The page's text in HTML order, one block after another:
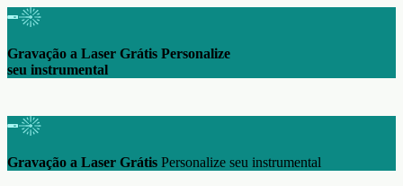
Gravação a Laser Grátis Personalize
seu instrumental
Gravação a Laser Grátis Personalize seu instrumental